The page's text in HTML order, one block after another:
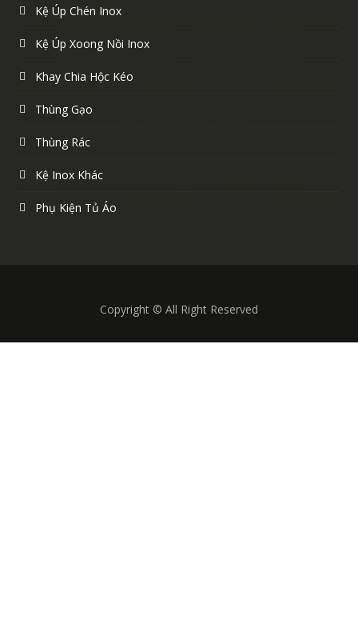
Kệ Úp Chén Inox
Kệ Úp Xoong Nồi Inox
Khay Chia Hộc Kéo
Thùng Gạo
Thùng Rác
Kệ Inox Khác
Phụ Kiện Tủ Áo
Copyright © All Right Reserved